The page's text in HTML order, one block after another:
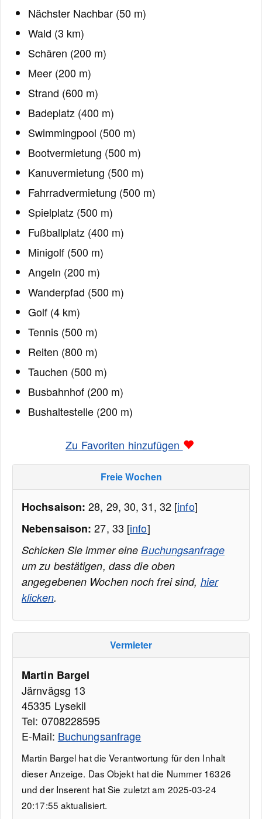
Nächster Nachbar (50 m)
Wald (3 km)
Schären (200 m)
Meer (200 m)
Strand (600 m)
Badeplatz (400 m)
Swimmingpool (500 m)
Bootvermietung (500 m)
Kanuvermietung (500 m)
Fahrradvermietung (500 m)
Spielplatz (500 m)
Fußballplatz (400 m)
Minigolf (500 m)
Angeln (200 m)
Wanderpfad (500 m)
Golf (4 km)
Tennis (500 m)
Reiten (800 m)
Tauchen (500 m)
Busbahnhof (200 m)
Bushaltestelle (200 m)
Zu Favoriten hinzufügen
Freie Wochen
Hochsaison: 28, 29, 30, 31, 32 [info]
Nebensaison: 27, 33 [info]
Schicken Sie immer eineBuchungsanfrage
um zu bestätigen, dass die oben
angegebenen Wochen noch frei sind, hier
klicken.
Vermieter
Martin Bargel
Järnvägsg 13
45335 Lysekil
Tel: 0708228595
E-Mail: Buchungsanfrage
Martin Bargel hat die Verantwortung für den Inhalt
dieser Anzeige. Das Objekt hat die Nummer 16326
und der Inserent hat Sie zuletzt am 2025-03-24
20:17:55 aktualisiert.